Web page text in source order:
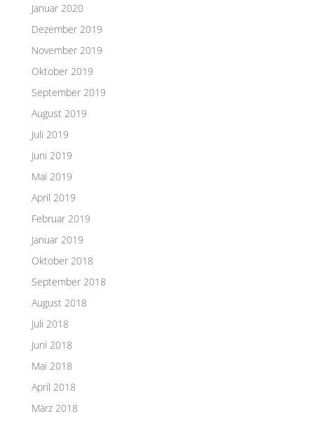
Januar 2020
Dezember 2019
November 2019
Oktober 2019
September 2019
August 2019
Juli 2019
Juni 2019
Mai 2019
April 2019
Februar 2019
Januar 2019
Oktober 2018
September 2018
August 2018
Juli 2018
Juni 2018
Mai 2018
April 2018
März 2018